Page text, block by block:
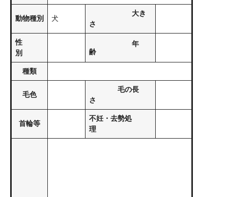
動物種別 犬
大き
さ
性
別
年
齢
種類
毛色
毛の長
さ
首輪等
不妊・去勢処
理